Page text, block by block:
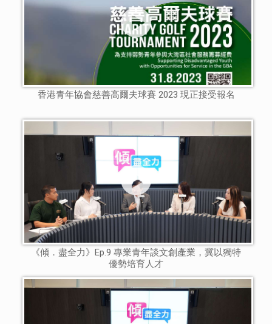
香港青年協會慈善高爾夫球賽 2023 現正接受報名
《傾．盡全力》Ep.9 專業青年談文創產業，冀以獨特
優勢培育人才